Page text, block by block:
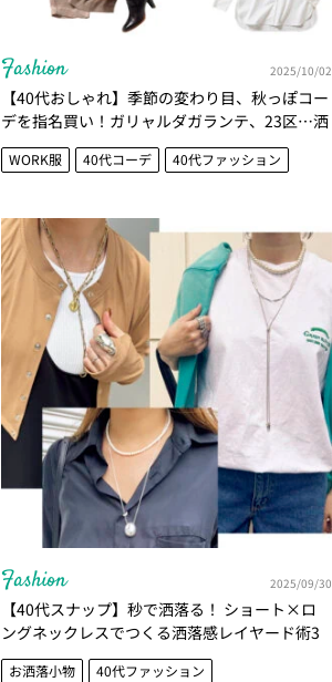
Fashion 2025/10/02
【40代おしゃれ】季節の変わり目、秋っぽコー
デを指名買い！ガリャルダガランテ、23区…洒
落見えブランド
WORK服 40代コーデ 40代ファッション
Fashion 2025/09/30
【40代スナップ】秒で洒落る！ ショート×ロ
ングネックレスでつくる洒落感レイヤード術3
選
お洒落小物 40代ファッション